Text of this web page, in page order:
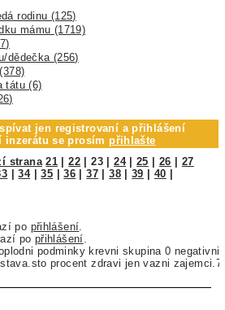
rodinu (125)
mámu (1719)
dědečka (256)
tátu (6)
jen registrovaní a přihlášení
inzerátu se prosímpřihlašte
strana 21 |22 |23|24|25 26
27
|34|35 |36 |37 |38|39 |40
po přihlášení
po přihlášení
podminky krevni skupina 0 negativni
procent zdravi jen vazni